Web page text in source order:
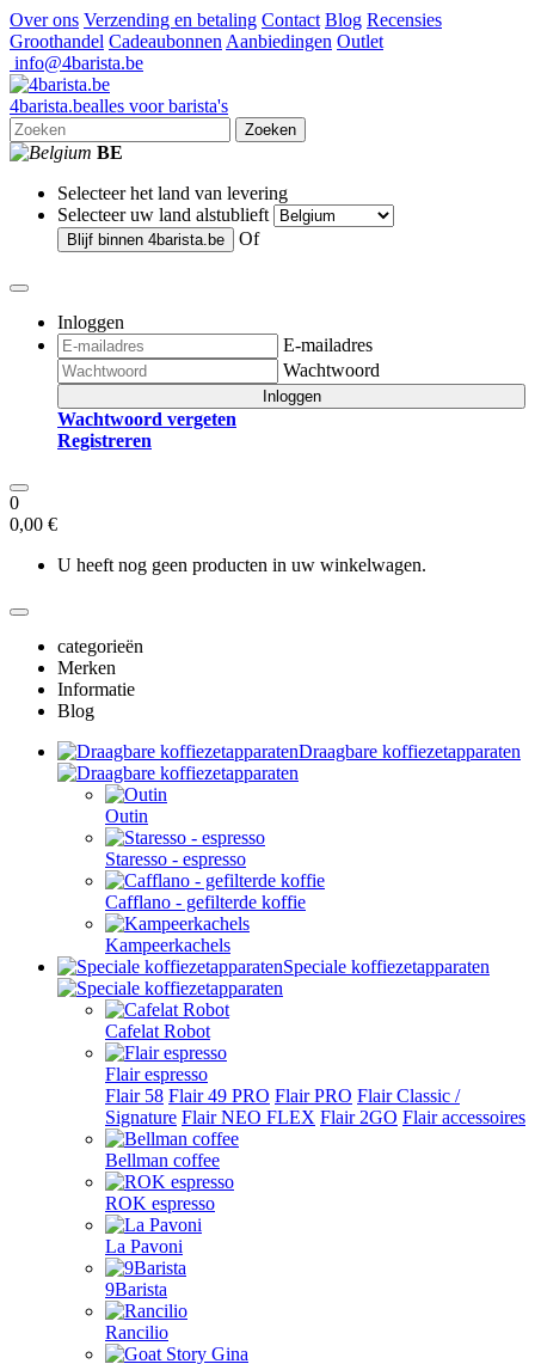
Over ons Verzending en betaling Contact Blog Recensies
Groothandel Cadeaubonnen Aanbiedingen Outlet
info@4barista.be
4barista.bealles voor barista's
Zoeken
BE
Selecteer het land van levering
Selecteer uw land alstublieft
Blijf binnen 4barista.be Of
Inloggen
E-mailadres
Wachtwoord
Inloggen
Wachtwoord vergeten
Registreren
0
0,00 €
U heeft nog geen producten in uw winkelwagen.
categorieën
Merken
Informatie
Blog
Draagbare koffiezetapparaten
Outin
Staresso - espresso
Cafflano - gefilterde koffie
Kampeerkachels
Speciale koffiezetapparaten
Cafelat Robot
Flair espresso
Flair 58 Flair 49 PRO Flair PRO Flair Classic /
Signature Flair NEO FLEX Flair 2GO Flair accessoires
Bellman coffee
ROK espresso
La Pavoni
9Barista
Rancilio